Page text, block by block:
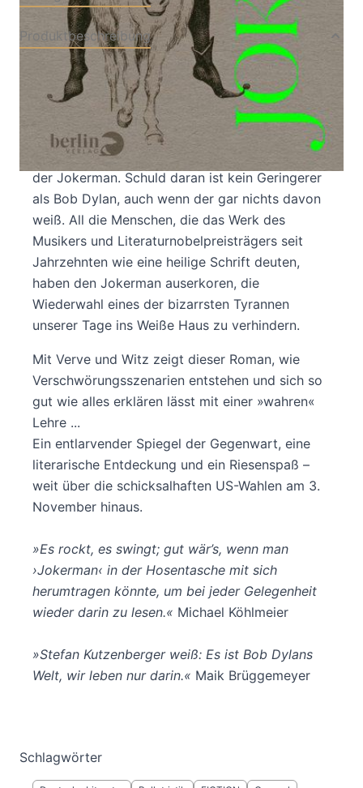
Produktbeschreibung
»Jokerman dance to the nightingale tune ...«
Bob Dylan
Sein Name ist Kutzenberger, Stefan
Kutzenberger. Der melancholische Österreicher
hat den Auftrag, die Welt zu retten, denn er ist
der Jokerman. Schuld daran ist kein Geringerer
als Bob Dylan, auch wenn der gar nichts davon
weiß. All die Menschen, die das Werk des
Musikers und Literaturnobelpreisträgers seit
Jahrzehnten wie eine heilige Schrift deuten,
haben den Jokerman auserkoren, die
Wiederwahl eines der bizarrsten Tyrannen
unserer Tage ins Weiße Haus zu verhindern.
Mit Verve und Witz zeigt dieser Roman, wie
Verschwörungsszenarien entstehen und sich so
gut wie alles erklären lässt mit einer »wahren«
Lehre ...
Ein entlarvender Spiegel der Gegenwart, eine
literarische Entdeckung und ein Riesenspaß –
weit über die schicksalhaften US-Wahlen am 3.
November hinaus.
»Es rockt, es swingt; gut wär’s, wenn man
›Jokerman‹ in der Hosentasche mit sich
herumtragen könnte, um bei jeder Gelegenheit
wieder darin zu lesen.« Michael Köhlmeier
»Stefan Kutzenberger weiß: Es ist Bob Dylans
Welt, wir leben nur darin.« Maik Brüggemeyer
Schlagwörter